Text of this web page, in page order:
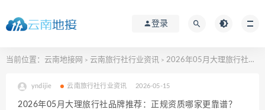
登录
当前位置： 云南地接网 > 云南旅行社行业资讯 > 2026年05月大理旅行社品牌推荐：正规资质哪家更靠谱？
yndijie 云南旅行社行业资讯 2026-05-15
2026年05月大理旅行社品牌推荐：正规资质哪家更靠谱？